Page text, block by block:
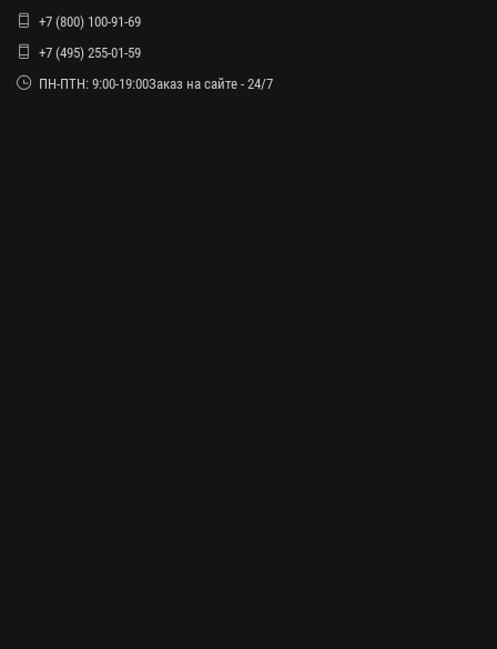
+7 (800) 100-91-69
+7 (495) 255-01-59
ПН-ПТН: 9:00-19:00Заказ на сайте - 24/7